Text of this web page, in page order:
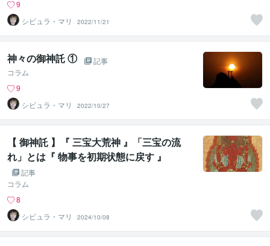
9
シビュラ・マリ
2022/11/21
神々の御神託 ①
記事
コラム
9
シビュラ・マリ
2022/10/27
【 御神託 】『 三宝大荒神 』「三宝の流
れ」とは『 物事を初期状態に戻す 』
記事
コラム
8
シビュラ・マリ
2024/10/08